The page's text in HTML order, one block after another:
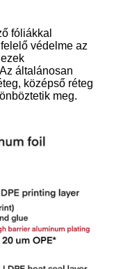
fóliákkal
védelme az
általánosan
középső réteg
meg.